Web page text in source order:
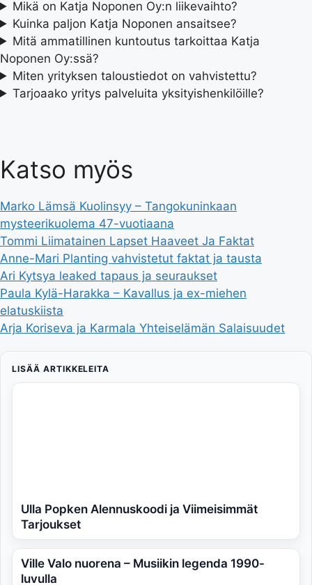
Mikä on Katja Noponen Oy:n liikevaihto?
Kuinka paljon Katja Noponen ansaitsee?
Mitä ammatillinen kuntoutus tarkoittaa Katja
Noponen Oy:ssä?
Miten yrityksen taloustiedot on vahvistettu?
Tarjoaako yritys palveluita yksityishenkilöille?
Katso myös
Marko Lämsä Kuolinsyy – Tangokuninkaan
mysteerikuolema 47-vuotiaana
Tommi Liimatainen Lapset Haaveet Ja Faktat
Anne-Mari Planting vahvistetut faktat ja tausta
Ari Kytsya leaked tapaus ja seuraukset
Paula Kylä-Harakka – Kavallus ja ex-miehen
elatuskiista
Arja Koriseva ja Karmala Yhteiselämän Salaisuudet
LISÄÄ ARTIKKELEITA
Ulla Popken Alennuskoodi ja Viimeisimmät
Tarjoukset
Ville Valo nuorena – Musiikin legenda 1990-
luvulla